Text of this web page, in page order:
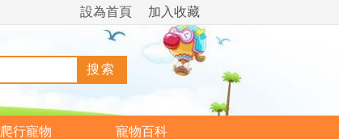
加入收藏
設為首頁
爬行寵物 寵物百科